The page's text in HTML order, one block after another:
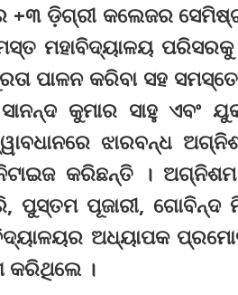
+୩ ଡ଼ିଗ୍ରୀ କଲେଜର
ମହାବିଦ୍ୟାଳୟ ପରିସରକୁ
ପାଳନ କରିବା ସହ
କୁମାର ସାହୁ ଏବଂ
ଝାରବନ୍ଧ
କରିଛନ୍ତି । ଅଗ୍ନିଶମ
ପୂଜାରୀ, ଗୋବିନ୍ଦ
ଅଧ୍ୟାପକ
କରିଥିଲେ ।